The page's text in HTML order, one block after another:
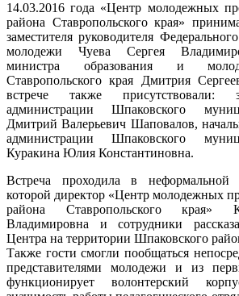
14.03.2016 года «Центр молодежных
района Ставропольского края»
заместителя руководителя
молодежи Чуева Сергея
министра образования и
Ставропольского края Дмитрия
встрече также присутствовали:
администрации Шпаковского
Дмитрий Валерьевич Шаповалов,
администрации Шпаковского
Куракина Юлия Константиновна.
Встреча проходила в неформальной
которой директор «Центр молодежных
района Ставропольского края»
Владимировна и сотрудники
Центра на территории Шпаковского
Также гости смогли пообщаться
представителями молодежи и из
функционирует волонтерский